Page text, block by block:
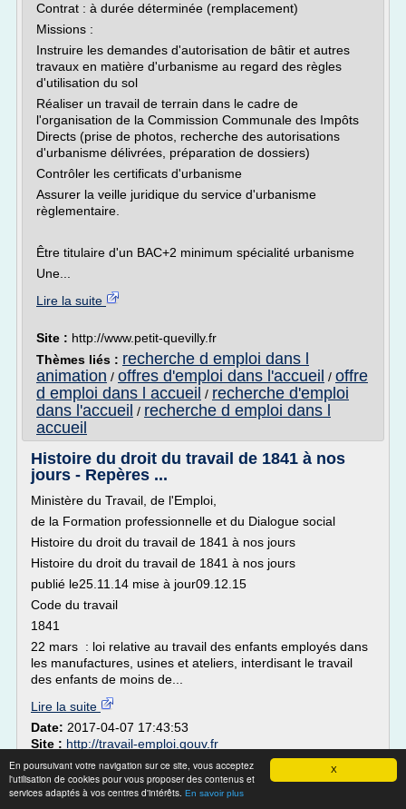
X
En poursuivant votre navigation sur ce site, vous acceptez
l'utilisation de cookies pour vous proposer des contenus et
services adaptés à vos centres d'intérêts. En savoir plus
Contrat : à durée déterminée (remplacement)
Missions :
Instruire les demandes d'autorisation de bâtir et autres
travaux en matière d'urbanisme au regard des règles
d'utilisation du sol
Réaliser un travail de terrain dans le cadre de
l'organisation de la Commission Communale des Impôts
Directs (prise de photos, recherche des autorisations
d'urbanisme délivrées, préparation de dossiers)
Contrôler les certificats d'urbanisme
Assurer la veille juridique du service d'urbanisme
règlementaire.
Être titulaire d'un BAC+2 minimum spécialité urbanisme
Une...
Lire la suite
Site : http://www.petit-quevilly.fr
Thèmes liés : recherche d emploi dans l
animation / offres d'emploi dans l'accueil / offre
d emploi dans l accueil / recherche d'emploi
dans l'accueil / recherche d emploi dans l
accueil
Histoire du droit du travail de 1841 à nos
jours - Repères ...
Ministère du Travail, de l'Emploi,
de la Formation professionnelle et du Dialogue social
Histoire du droit du travail de 1841 à nos jours
Histoire du droit du travail de 1841 à nos jours
publié le25.11.14 mise à jour09.12.15
Code du travail
1841
22 mars : loi relative au travail des enfants employés dans
les manufactures, usines et ateliers, interdisant le travail
des enfants de moins de...
Lire la suite
Date: 2017-04-07 17:43:53
Site : http://travail-emploi.gouv.fr
Thèmes liés :recherche d'emploi pour l'ete
/
recherche d'emploi dans l'enseignement prive/
recherche d'emploi dans l'industrie